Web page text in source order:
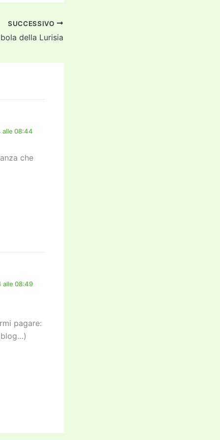
SUCCESSIVO
della Lurisia
alle 08:44
che
alle 08:49
pagare: